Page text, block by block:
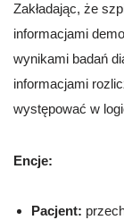
Zakładając, że
informacjami
wynikami badań
informacjami
występować w
Encje:
Pacjent: